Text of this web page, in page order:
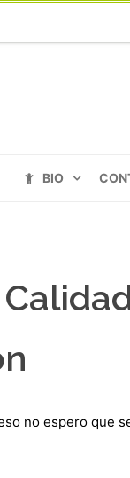
BIO
no espero que